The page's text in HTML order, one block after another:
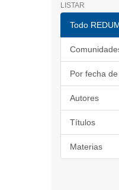
LISTAR
Todo
Por fecha
Autores
Títulos
Materias